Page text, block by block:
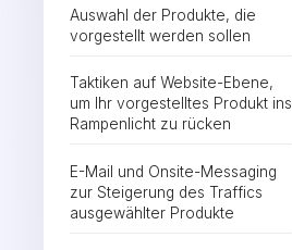
Auswahl der Produkte, die
vorgestellt werden sollen
Taktiken auf Website-Ebene,
um Ihr vorgestelltes Produkt ins
Rampenlicht zu rücken
E-Mail und Onsite-Messaging
zur Steigerung des Traffics
ausgewählter Produkte